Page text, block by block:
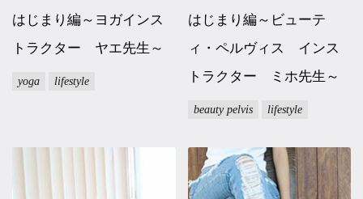
はじまり編～ヨガインス
トラクター ヤエ先生～
yoga lifestyle
はじまり編～ビューテ
ィ・ペルヴィス インス
トラクター ミホ先生～
beauty pelvis lifestyle